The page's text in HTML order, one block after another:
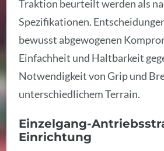
Traktion beurteilt werden als
Spezifikationen.
bewusst abgewogenen
Einfachheit und Haltbarkeit
Notwendigkeit von Grip und
unterschiedlichem Terrain.
Einzelgang-
Einrichtung